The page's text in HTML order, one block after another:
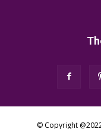
© Copyright